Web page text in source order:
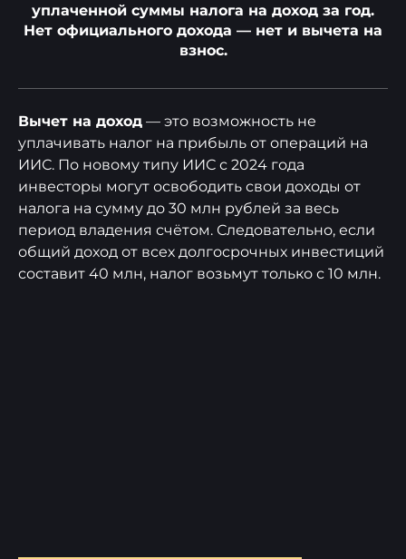
уплаченной суммы налога на доход за год.
Нет официального дохода — нет и вычета на
взнос.
Вычет на доход — это возможность не
уплачивать налог на прибыль от операций на
ИИС. По новому типу ИИС с 2024 года
инвесторы могут освободить свои доходы от
налога на сумму до 30 млн рублей за весь
период владения счётом. Следовательно, если
общий доход от всех долгосрочных инвестиций
составит 40 млн, налог возьмут только с 10 млн.